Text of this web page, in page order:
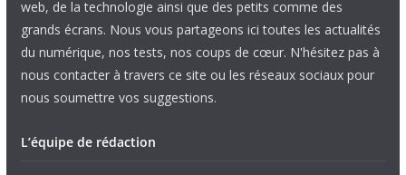
web, de la technologie ainsi que des petits comme des
grands écrans. Nous vous partageons ici toutes les actualités
du numérique, nos tests, nos coups de cœur. N'hésitez pas à
nous contacter à travers ce site ou les réseaux sociaux pour
nous soumettre vos suggestions.
L’équipe de rédaction